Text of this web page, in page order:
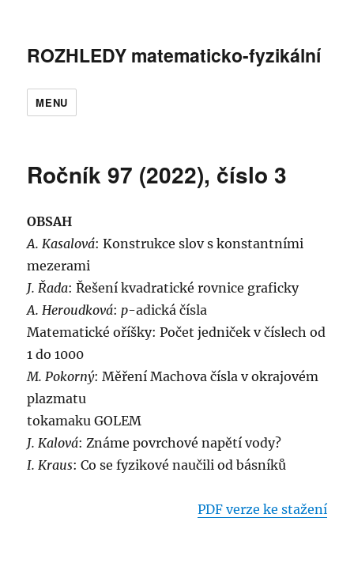
ROZHLEDY matematicko-fyzikální
MENU
Ročník 97 (2022), číslo 3
OBSAH
A. Kasalová: Konstrukce slov s konstantními
mezerami
J. Řada: Řešení kvadratické rovnice graficky
A. Heroudková:p-adická čísla
Matematické oříšky: Počet jedniček v číslech od
1 do 1000
M. Pokorný: Měření Machova čísla v okrajovém
plazmatu
tokamaku GOLEM
J. Kalová: Známe povrchové napětí vody?
I. Kraus: Co se fyzikové naučili od básníků
PDF verze ke stažení